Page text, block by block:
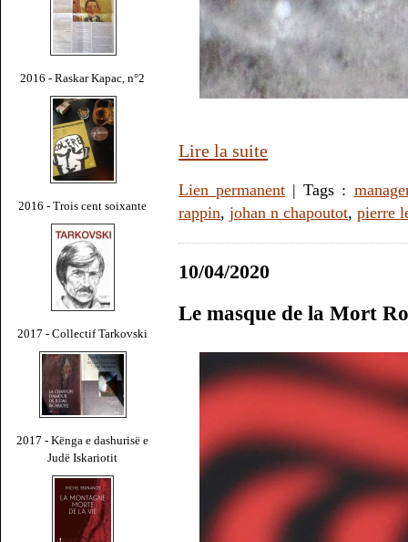
2016 - Raskar Kapac, n°2
2016 - Trois cent soixante
2017 - Collectif Tarkovski
2017 - Kënga e dashurisë e
Judë Iskariotit
Lire la suite
Lien permanent | Tags :
rappin, johan n chapoutot, pierre
10/04/2020
Le masque de la Mort